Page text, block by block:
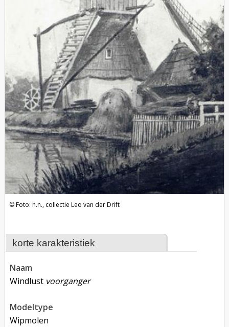
korte karakteristiek
naam
Windlust voorganger
modeltype
Wipmolen
Foto: n.n., collectie Leo van der Drift